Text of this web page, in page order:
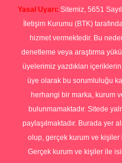
Yasal Uyarı: Sitemiz, 5651
İletişim Kurumu (BTK)
hizmet vermektedir. Bu
denetleme veya araştırma
üyelerimiz yazdıkları
üye olarak bu sorumluluğu
herhangi bir marka, kurum
bulunmamaktadır. Sitede
paylaşılmaktadır. Burada yer
olup, gerçek kurum ve kişiler
Gerçek kurum ve kişiler ile